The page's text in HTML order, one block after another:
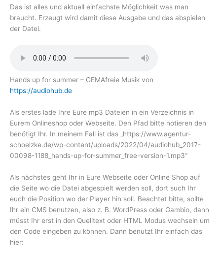
Das ist alles und aktuell einfachste Möglichkeit was man
braucht. Erzeugt wird damit diese Ausgabe und das abspielen
der Datei.
Hands up for summer – GEMAfreie Musik von
https://audiohub.de
Als erstes lade Ihre Eure mp3 Dateien in ein Verzeichnis in
Eurem Onlineshop oder Webseite. Den Pfad bitte notieren den
benötigt Ihr. In meinem Fall ist das „https://www.agentur-
schoelzke.de/wp-content/uploads/2022/04/audiohub_2017-
00098-1188_hands-up-for-summer_free-version-1.mp3“
Als nächstes geht Ihr in Eure Webseite oder Online Shop auf
die Seite wo die Datei abgespielt werden soll, dort such Ihr
euch die Position wo der Player hin soll. Beachtet bitte, sollte
Ihr ein CMS benutzen, also z. B. WordPress oder Gambio, dann
müsst Ihr erst in den Quelltext oder HTML Modus wechseln um
den Code eingeben zu können. Dann benutzt Ihr einfach das
hier: